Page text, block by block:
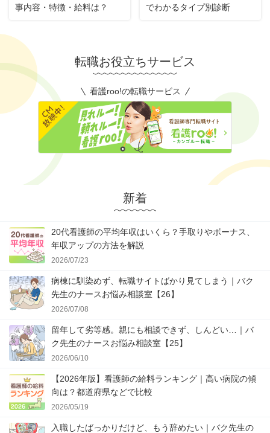
事内容・特徴・給料は？
でわかるタイプ別診断
転職お役立ちサービス
看護roo!の転職サービス
新着
20代看護師の平均年収はいくら？手取りやボーナス、
年収アップの方法を解説
2026/07/23
病棟に馴染めず、転職サイトばかり見てしまう｜バク
先生のナースお悩み相談室【26】
2026/07/08
留年して劣等感。親にも相談できず、しんどい…｜バ
ク先生のナースお悩み相談室【25】
2026/06/10
【2026年版】看護師の給料ランキング｜高い病院の傾
向は？都道府県などで比較
2026/05/19
入職したばっかりだけど、もう辞めたい｜バク先生の